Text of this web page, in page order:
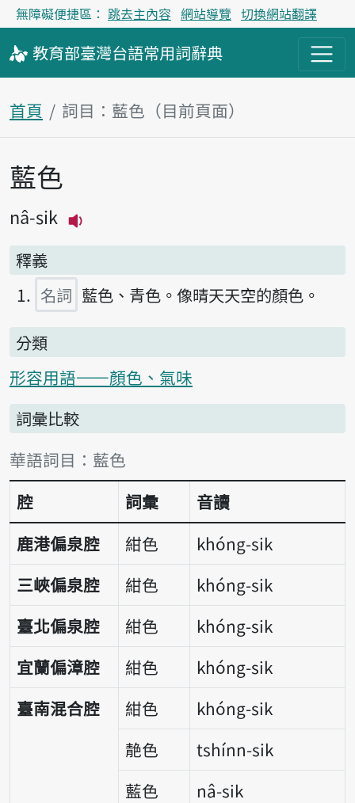
無障礙便捷區： 跳去主內容 網站導覽 切換網站翻譯
教育部臺灣台語常用詞辭典
首頁 詞目：藍色（目前頁面）
主內容區塊
藍色
nâ-sik
釋義
名詞 藍色、青色。像晴天天空的顏色。
分類
形容用語——顏色、氣味
詞彙比較
詞彙比較表
華語詞目：藍色
腔
詞彙
音讀
鹿港偏泉腔
紺色
khóng-sik
三峽偏泉腔
紺色
khóng-sik
臺北偏泉腔
紺色
khóng-sik
宜蘭偏漳腔
紺色
khóng-sik
臺南混合腔
紺色
khóng-sik
靘色
tshínn-sik
藍色
nâ-sik